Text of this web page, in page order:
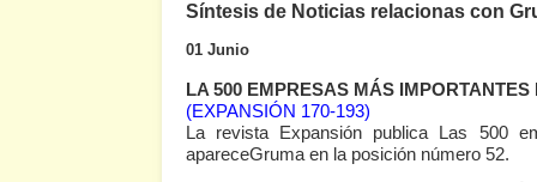
Síntesis de Noticias relacionas con
01 Junio
LA 500 EMPRESAS MÁS IMPORTANTES
(EXPANSIÓN 170-193)
La revista Expansión publica Las 500
apareceGruma en la posición número 52.